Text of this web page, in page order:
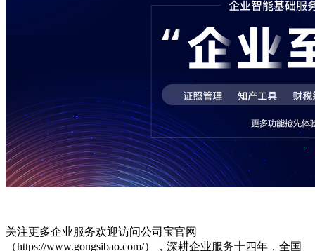
关注更多企业服务欢迎访问公司宝官网
（https://www.gongsibao.com/），深耕企业服务十四年，全国